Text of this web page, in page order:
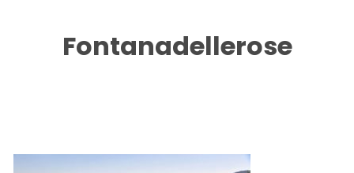
Fontanadellerose